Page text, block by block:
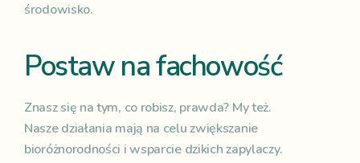
środowisko.
Postaw na fachowość
Znasz się na tym, co robisz, prawda? My też.
Nasze działania mają na celu zwiększanie
bioróżnorodności i wsparcie dzikich zapylaczy.